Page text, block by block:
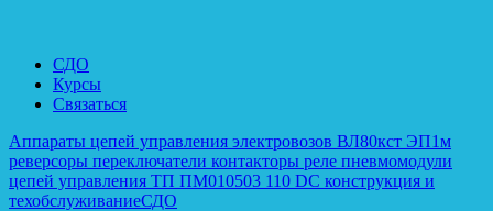
СДО
Курсы
Связаться
Аппараты цепей управления электровозов ВЛ80кст ЭП1м
реверсоры переключатели контакторы реле пневмомодули
цепей управления ТП ПМ010503 110 DC конструкция и
техобслуживаниеСДО